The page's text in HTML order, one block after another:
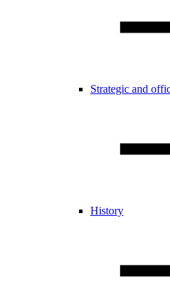
Strategic and
History